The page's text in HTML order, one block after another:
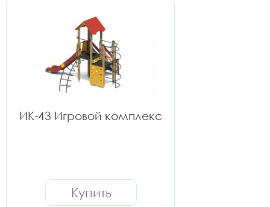
ИК-43 Игровой комплекс
Купить